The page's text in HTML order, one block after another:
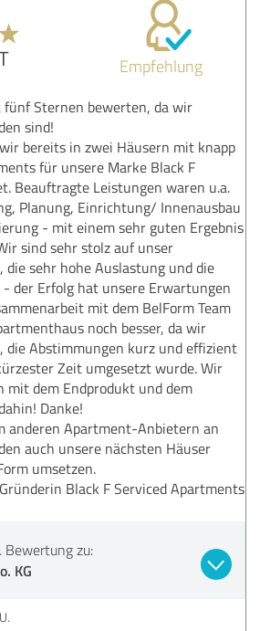
Empfehlung
fünf Sternen bewerten, da wir
sind!
bereits in zwei Häusern mit knapp
für unsere Marke Black F
Beauftragte Leistungen waren u.a.
Planung, Einrichtung/ Innenausbau
- mit einem sehr guten Ergebnis
sind sehr stolz auf unser
sehr hohe Auslastung und die
- der Erfolg hat unsere Erwartungen
mit dem BelForm Team
noch besser, da wir
die Abstimmungen kurz und effizient
Zeit umgesetzt wurde. Wir
mit dem Endprodukt und dem
Danke!
anderen Apartment-Anbietern an
auch unsere nächsten Häuser
umsetzen.
Black F Serviced Apartments
Bewertung zu:
KG